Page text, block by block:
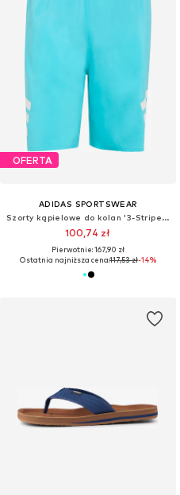
OFERTA
ADIDAS SPORTSWEAR
Szorty kąpielowe do kolan '3-Stripes Swim Shorts'
100,74 zł
Pierwotnie: 167,90 zł
Ostatnia najniższa cena:117,53 zł-14%